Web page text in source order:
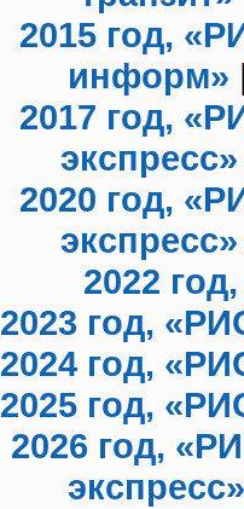
2015 год,
информ»
2017 год,
экспресс»
2020 год,
экспресс»
2022
2023 год,
2024 год,
2025 год,
2026 год,